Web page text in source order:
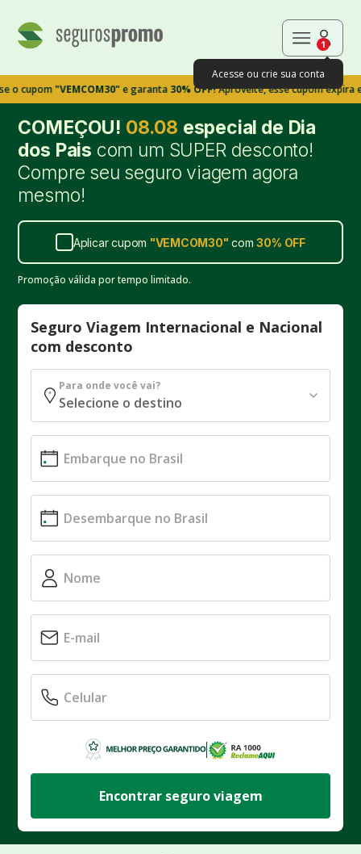
1
Acesse ou crie sua conta
"VEMCOM30"e garanta30% OFF!Aproveite, esse cupom expira em
COMEÇOU! 08.08 especial de Dia
dos Pais com um SUPER desconto!
Compre seu seguro viagem agora
mesmo!
Aplicar cupom "VEMCOM30" com30% OFF
Promoção válida por tempo limitado.
Seguro Viagem Internacional e Nacional
com desconto
Para onde você vai?
Encontrar seguro viagem